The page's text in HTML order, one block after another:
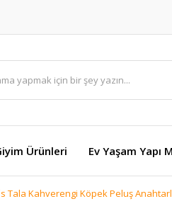
Ürünleri Ev Yaşam Yapı
Tala Kahverengi Köpek Peluş